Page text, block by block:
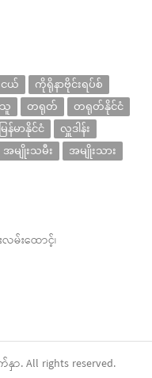
ယ်
ကိုရိုနာဗိုင်းရပ်စ်
သူ တရုတ်
တရုတ်နိုင်ငံ
မြန်မာနိုင်ငံ
လှူဒါန်း
အမျိုးသမီး အမျိုးသား
မ်းထောင့်၊
. All rights reserved.